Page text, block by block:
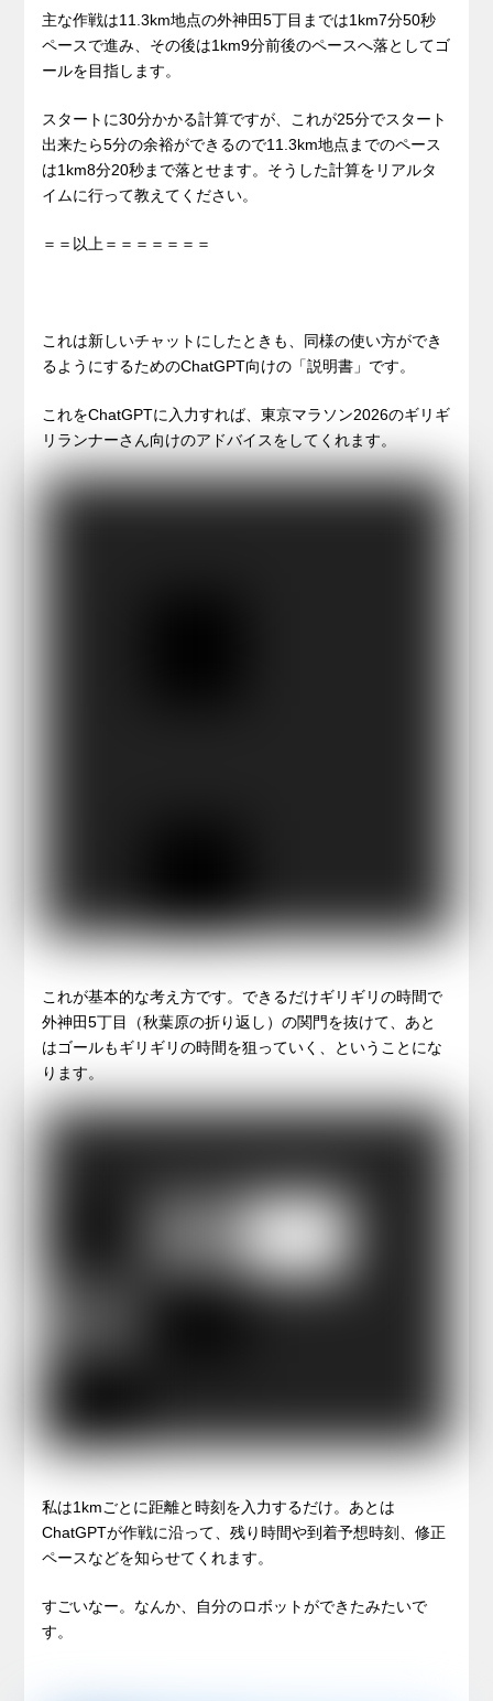
主な作戦は11.3km地点の外神田5丁目までは1km7分50秒
ペースで進み、その後は1km9分前後のペースへ落としてゴ
ールを目指します。
スタートに30分かかる計算ですが、これが25分でスタート
出来たら5分の余裕ができるので11.3km地点までのペース
は1km8分20秒まで落とせます。そうした計算をリアルタ
イムに行って教えてください。
＝＝以上＝＝＝＝＝＝＝
これは新しいチャットにしたときも、同様の使い方ができ
るようにするためのChatGPT向けの「説明書」です。
これをChatGPTに入力すれば、東京マラソン2026のギリギ
リランナーさん向けのアドバイスをしてくれます。
これが基本的な考え方です。できるだけギリギリの時間で
外神田5丁目（秋葉原の折り返し）の関門を抜けて、あと
はゴールもギリギリの時間を狙っていく、ということにな
ります。
私は1kmごとに距離と時刻を入力するだけ。あとは
ChatGPTが作戦に沿って、残り時間や到着予想時刻、修正
ペースなどを知らせてくれます。
すごいなー。なんか、自分のロボットができたみたいで
す。